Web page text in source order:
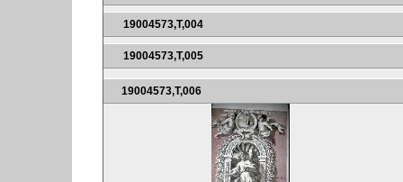
19004573,T,004
19004573,T,005
19004573,T,006